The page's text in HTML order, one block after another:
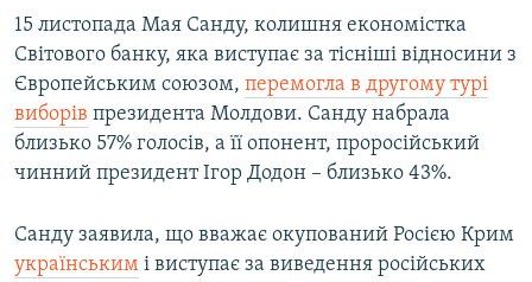
15 листопада Мая Санду, колишня економістка
Світового банку, яка виступає за тісніші відносини з
Європейським союзом, перемогла в другому турі
виборів президента Молдови. Санду набрала
близько 57% голосів, а її опонент, проросійський
чинний президент Ігор Додон – близько 43%.
Санду заявила, що вважає окупований Росією Крим
українським і виступає за виведення російських